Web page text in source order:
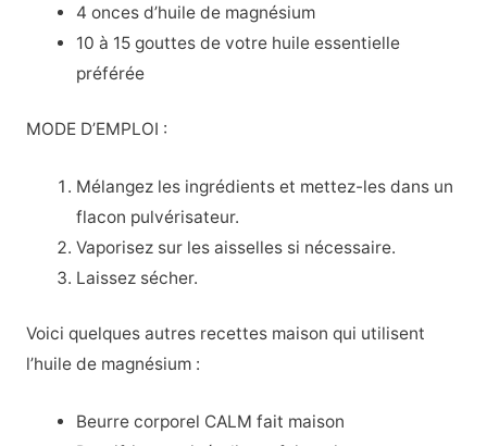
4 onces d’huile de magnésium
10 à 15 gouttes de votre huile essentielle
préférée
MODE D’EMPLOI :
Mélangez les ingrédients et mettez-les dans un
flacon pulvérisateur.
Vaporisez sur les aisselles si nécessaire.
Laissez sécher.
Voici quelques autres recettes maison qui utilisent
l’huile de magnésium :
Beurre corporel CALM fait maison